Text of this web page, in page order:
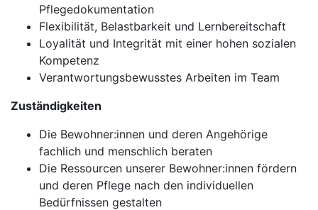
Pflegedokumentation
Flexibilität, Belastbarkeit und Lernbereitschaft
Loyalität und Integrität mit einer hohen sozialen
Kompetenz
Verantwortungsbewusstes Arbeiten im Team
Zuständigkeiten
Die Bewohner:innen und deren Angehörige
fachlich und menschlich beraten
Die Ressourcen unserer Bewohner:innen fördern
und deren Pflege nach den individuellen
Bedürfnissen gestalten